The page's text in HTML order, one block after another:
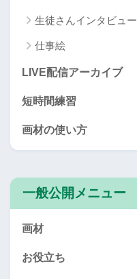
生徒さんインタビュー
仕事絵
LIVE配信アーカイブ
短時間練習
画材の使い方
一般公開メニュー
画材
お役立ち